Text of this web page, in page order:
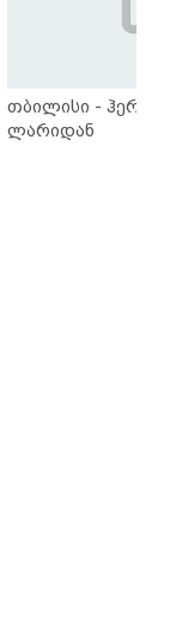
თბილისი -
ლარიდან